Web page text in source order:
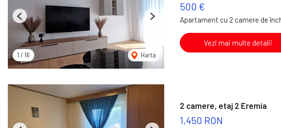
1 / 16 Harta
Previous Next
500 €
Apartament cu 2 camere de
Vezi mai multe detalii
2 camere, etaj 2 Eremia
1,450 RON